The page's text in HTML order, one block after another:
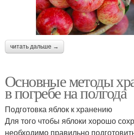
читать дальше →
Основные методы
в погребе на полгода
Подготовка яблок к хранению
Для того чтобы яблоки хорошо
необходимо правильно